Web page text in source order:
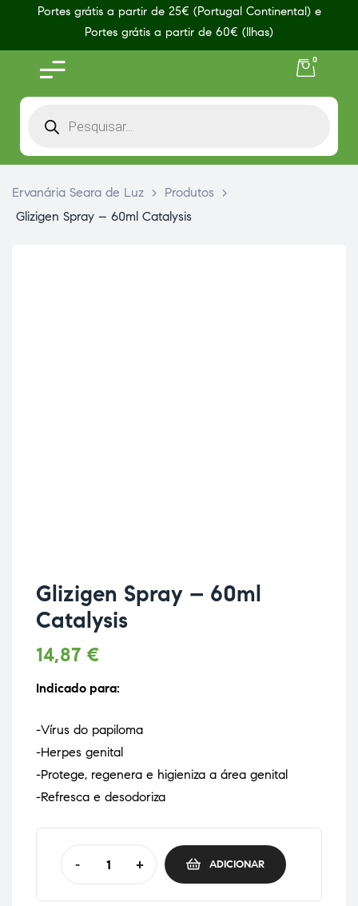
Portes grátis a partir de 25€ (Portugal Continental) e
Portes grátis a partir de 60€ (Ilhas)
0
Ervanária Seara de Luz > Produtos
>
Glizigen Spray – 60ml Catalysis
Glizigen Spray – 60ml
Catalysis
14,87 €
Indicado para:
-Vírus do papiloma
-Herpes genital
-Protege, regenera e higieniza a área genital
-Refresca e desodoriza
- + ADICIONAR